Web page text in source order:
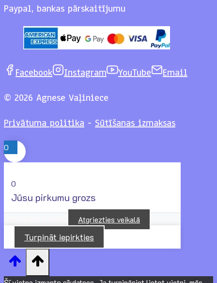
Paypal, bankas pārskaitījumu
Facebook Instagram YouTube
Email
© 2026 Agnese Vaļiniece
Privātuma politika - Sūtīšanas izmaksas
0
0
Jūsu pirkumu grozs
Atgriezties veikalā
Turpināt iepirkties